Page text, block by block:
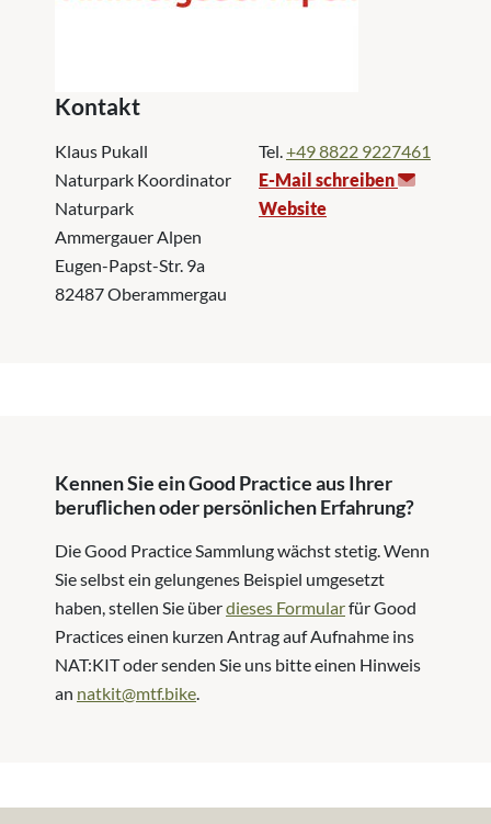
Kontakt
Klaus Pukall
Naturpark Koordinator
Naturpark
Ammergauer Alpen
Eugen-Papst-Str. 9a
82487 Oberammergau
Tel.+49 8822 9227461
E-Mail schreiben
Website
Kennen Sie ein Good Practice aus Ihrer
beruflichen oder persönlichen Erfahrung?
Die Good Practice Sammlung wächst stetig. Wenn
Sie selbst ein gelungenes Beispiel umgesetzt
haben, stellen Sie überdieses Formularfür Good
Practices einen kurzen Antrag auf Aufnahme ins
NAT:KIT oder senden Sie uns bitte einen Hinweis
an natkit@mtf.bike.